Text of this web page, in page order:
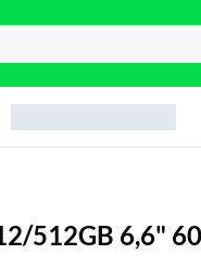
512GB 6,6"